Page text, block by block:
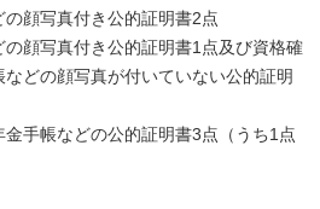
の顔写真付き公的証明書2点
の顔写真付き公的証明書1点及び資格確
どの顔写真が付いていない公的証明
金手帳などの公的証明書3点（うち1点